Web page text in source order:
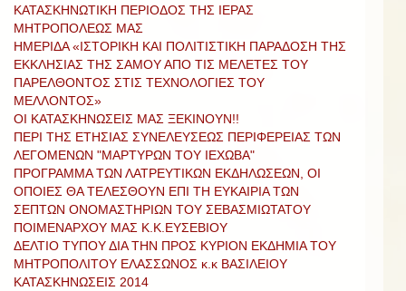
ΚΑΤΑΣΚΗΝΩΤΙΚΗ ΠΕΡΙΟΔΟΣ ΤΗΣ ΙΕΡΑΣ
ΜΗΤΡΟΠΟΛΕΩΣ ΜΑΣ
ΗΜΕΡΙΔΑ «ΙΣΤΟΡΙΚΗ ΚΑΙ ΠΟΛΙΤΙΣΤΙΚΗ ΠΑΡΑΔΟΣΗ ΤΗΣ
ΕΚΚΛΗΣΙΑΣ ΤΗΣ ΣΑΜΟΥ ΑΠΟ ΤΙΣ ΜΕΛΕΤΕΣ ΤΟΥ
ΠΑΡΕΛΘΟΝΤΟΣ ΣΤΙΣ ΤΕΧΝΟΛΟΓΙΕΣ ΤΟΥ
ΜΕΛΛΟΝΤΟΣ»
ΟΙ ΚΑΤΑΣΚΗΝΩΣΕΙΣ ΜΑΣ ΞΕΚΙΝΟΥΝ!!
ΠΕΡΙ ΤΗΣ ΕΤΗΣΙΑΣ ΣΥΝΕΛΕΥΣΕΩΣ ΠΕΡΙΦΕΡΕΙΑΣ ΤΩΝ
ΛΕΓΟΜΕΝΩΝ "ΜΑΡΤΥΡΩΝ ΤΟΥ ΙΕΧΩΒΑ"
ΠΡΟΓΡΑΜΜΑ ΤΩΝ ΛΑΤΡΕΥΤΙΚΩΝ ΕΚΔΗΛΩΣΕΩΝ, ΟΙ
ΟΠΟΙΕΣ ΘΑ ΤΕΛΕΣΘΟΥΝ ΕΠΙ ΤΗ ΕΥΚΑΙΡΙΑ ΤΩΝ
ΣΕΠΤΩΝ ΟΝΟΜΑΣΤΗΡΙΩΝ ΤΟΥ ΣΕΒΑΣΜΙΩΤΑΤΟΥ
ΠΟΙΜΕΝΑΡΧΟΥ ΜΑΣ Κ.Κ.ΕΥΣΕΒΙΟΥ
ΔΕΛΤΙΟ ΤΥΠΟΥ ΔΙΑ ΤΗΝ ΠΡΟΣ ΚΥΡΙΟΝ ΕΚΔΗΜΙΑ ΤΟΥ
ΜΗΤΡΟΠΟΛΙΤΟΥ ΕΛΑΣΣΩΝΟΣ κ.κ ΒΑΣΙΛΕΙΟΥ
ΚΑΤΑΣΚΗΝΩΣΕΙΣ 2014